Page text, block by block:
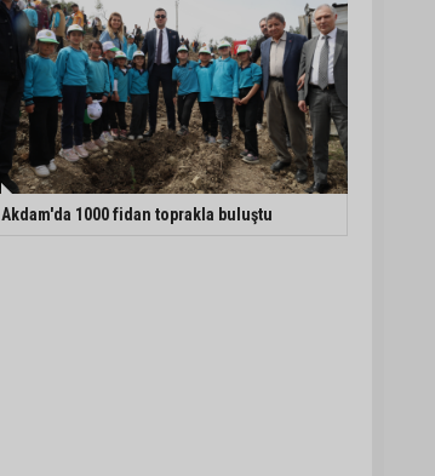
Akdam'da 1000 fidan toprakla buluştu